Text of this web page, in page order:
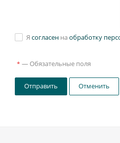
Я согласен на обработку
* — Обязательные поля
Отправить Отменить